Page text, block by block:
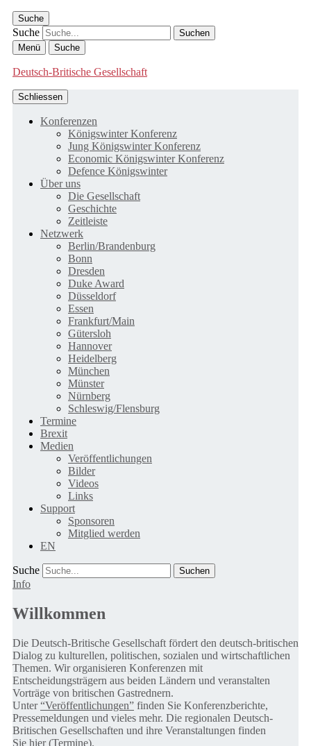
Suche
Suche
Menü Suche
Deutsch-Britische Gesellschaft
Schliessen
Konferenzen
Königswinter Konferenz
Jung Königswinter Konferenz
Economic Königswinter Konferenz
Defence Königswinter
Über uns
Die Gesellschaft
Geschichte
Zeitleiste
Netzwerk
Berlin/Brandenburg
Bonn
Dresden
Duke Award
Düsseldorf
Essen
Frankfurt/Main
Gütersloh
Hannover
Heidelberg
München
Münster
Nürnberg
Schleswig/Flensburg
Termine
Brexit
Medien
Veröffentlichungen
Bilder
Videos
Links
Support
Sponsoren
Mitglied werden
EN
Suche
Info
Willkommen
Die Deutsch-Britische Gesellschaft fördert den deutsch-britischen
Dialog zu kulturellen, politischen, sozialen und wirtschaftlichen
Themen. Wir organisieren Konferenzen mit
Entscheidungsträgern aus beiden Ländern und veranstalten
Vorträge von britischen Gastrednern.
Unter“Veröffentlichungen” finden Sie Konferenzberichte,
Pressemeldungen und vieles mehr. Die regionalen Deutsch-
Britischen Gesellschaften und ihre Veranstaltungen finden
Sie hier (Termine).